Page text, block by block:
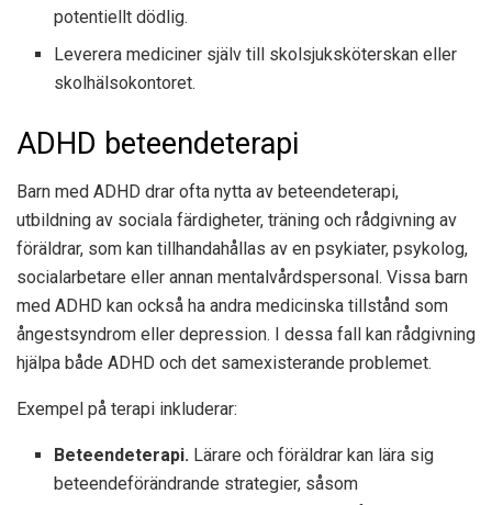
potentiellt dödlig.
Leverera mediciner själv till skolsjuksköterskan eller
skolhälsokontoret.
ADHD beteendeterapi
Barn med ADHD drar ofta nytta av beteendeterapi,
utbildning av sociala färdigheter, träning och rådgivning av
föräldrar, som kan tillhandahållas av en psykiater, psykolog,
socialarbetare eller annan mentalvårdspersonal. Vissa barn
med ADHD kan också ha andra medicinska tillstånd som
ångestsyndrom eller depression. I dessa fall kan rådgivning
hjälpa både ADHD och det samexisterande problemet.
Exempel på terapi inkluderar:
Beteendeterapi. Lärare och föräldrar kan lära sig
beteendeförändrande strategier, såsom